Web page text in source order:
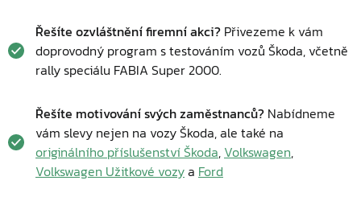
Řešíte ozvláštnění firemní akci? Přivezeme k vám
doprovodný program s testováním vozů Škoda, včetně
rally speciálu FABIA Super 2000.
Řešíte motivování svých zaměstnanců? Nabídneme
vám slevy nejen na vozy Škoda, ale také na
originálního příslušenství Škoda, Volkswagen,
Volkswagen Užitkové vozya Ford